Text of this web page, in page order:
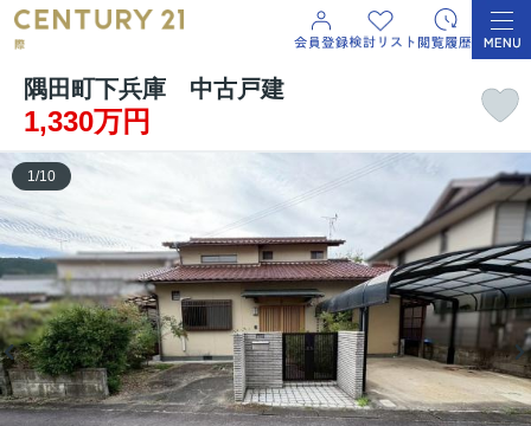
隅田町下兵庫 中古戸建
1,330万円
1/10